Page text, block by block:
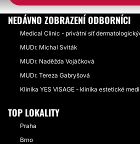
NEDÁVNO ZOBRAZENÍ ODBORNÍCI
Medical Clinic - privátní síť
MUDr. Michal Sviták
MUDr. Naděžda Vojáčková
MUDr. Tereza Gabryšová
Klinika YES VISAGE - klinika estetické
TOP LOKALITY
Praha
Brno